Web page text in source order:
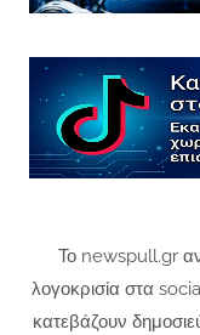
Το newspull.gr
λογοκρισία στα
κατεβάζουν